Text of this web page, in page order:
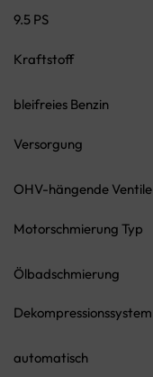
9.5 PS
Kraftstoff
bleifreies Benzin
Versorgung
OHV-hängende Ventile
Motorschmierung Typ
Ölbadschmierung
Dekompressionssystem
automatisch